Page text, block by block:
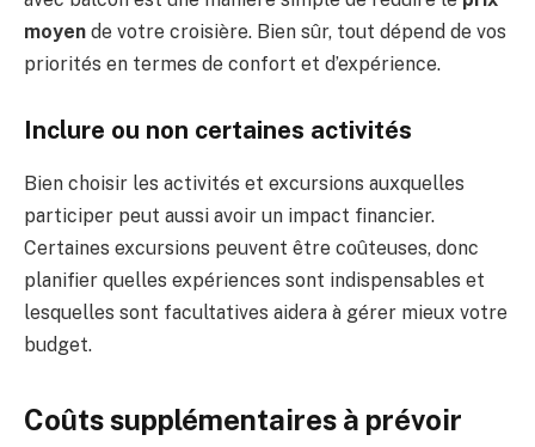
moyen de votre croisière. Bien sûr, tout dépend de vos
priorités en termes de confort et d’expérience.
Inclure ou non certaines activités
Bien choisir les activités et excursions auxquelles
participer peut aussi avoir un impact financier.
Certaines excursions peuvent être coûteuses, donc
planifier quelles expériences sont indispensables et
lesquelles sont facultatives aidera à gérer mieux votre
budget.
Coûts supplémentaires à prévoir